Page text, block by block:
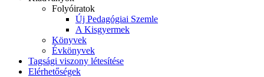
Folyóiratok
Új Pedagógiai Szemle
A Kisgyermek
Könyvek
Évkönyvek
Tagsági viszony létesítése
Elérhetőségek